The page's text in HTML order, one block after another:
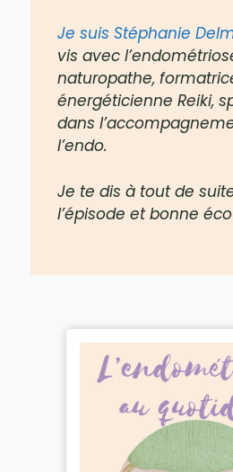
Je suis Stéphanie
vis avec
naturopathe,
énergéticienne Reiki,
dans
l’endo.
Je te dis à tout de
l’épisode et bonne